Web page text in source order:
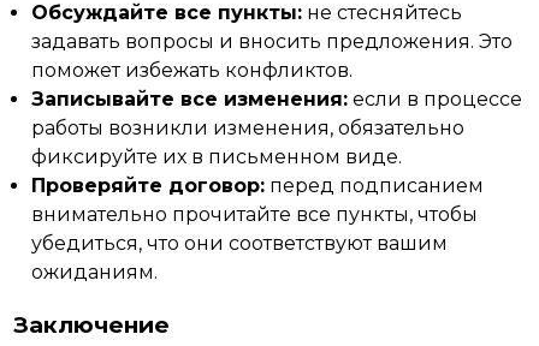
Обсуждайте все пункты: не стесняйтесь
задавать вопросы и вносить предложения. Это
поможет избежать конфликтов.
Записывайте все изменения: если в процессе
работы возникли изменения, обязательно
фиксируйте их в письменном виде.
Проверяйте договор: перед подписанием
внимательно прочитайте все пункты, чтобы
убедиться, что они соответствуют вашим
ожиданиям.
Заключение